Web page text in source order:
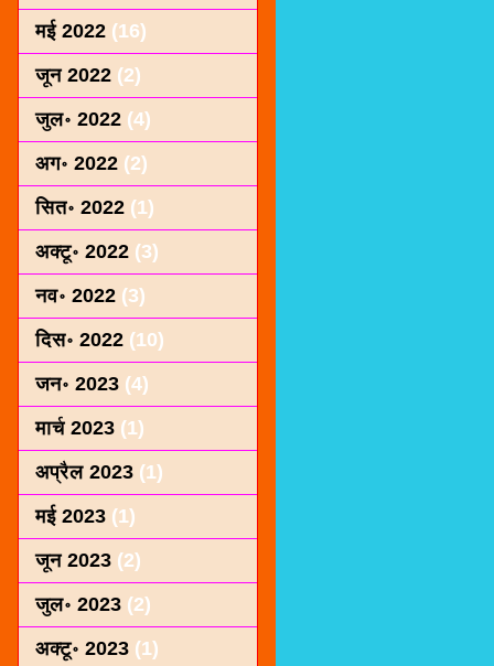
मई 2022 (16)
जून 2022 (2)
जुल॰ 2022 (4)
अग॰ 2022 (2)
सित॰ 2022 (1)
अक्टू॰ 2022 (3)
नव॰ 2022 (3)
दिस॰ 2022 (10)
जन॰ 2023 (4)
मार्च 2023 (1)
अप्रैल 2023 (1)
मई 2023 (1)
जून 2023 (2)
जुल॰ 2023 (2)
अक्टू॰ 2023 (1)